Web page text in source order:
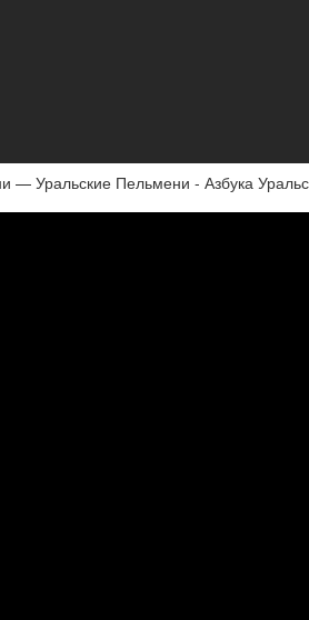
— Уральские Пельмени - Азбука